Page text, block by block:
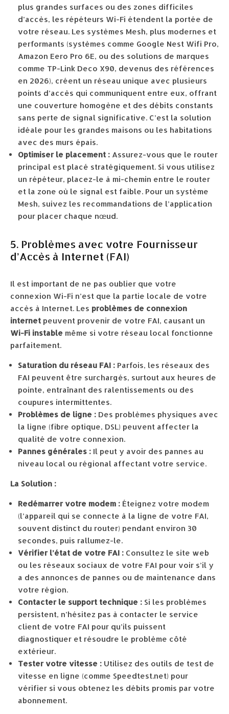
plus grandes surfaces ou des zones difficiles
d’accès, les répéteurs Wi-Fi étendent la portée de
votre réseau. Les systèmes Mesh, plus modernes et
performants (systèmes comme Google Nest Wifi Pro,
Amazon Eero Pro 6E, ou des solutions de marques
comme TP-Link Deco X90, devenus des références
en 2026), créent un réseau unique avec plusieurs
points d’accès qui communiquent entre eux, offrant
une couverture homogène et des débits constants
sans perte de signal significative. C’est la solution
idéale pour les grandes maisons ou les habitations
avec des murs épais.
Optimiser le placement : Assurez-vous que le router
principal est placé stratégiquement. Si vous utilisez
un répéteur, placez-le à mi-chemin entre le router
et la zone où le signal est faible. Pour un système
Mesh, suivez les recommandations de l’application
pour placer chaque nœud.
5. Problèmes avec votre Fournisseur
d’Accès à Internet (FAI)
Il est important de ne pas oublier que votre
connexion Wi-Fi n’est que la partie locale de votre
accès à Internet. Les problèmes de connexion
internet peuvent provenir de votre FAI, causant un
Wi-Fi instable même si votre réseau local fonctionne
parfaitement.
Saturation du réseau FAI : Parfois, les réseaux des
FAI peuvent être surchargés, surtout aux heures de
pointe, entraînant des ralentissements ou des
coupures intermittentes.
Problèmes de ligne : Des problèmes physiques avec
la ligne (fibre optique, DSL) peuvent affecter la
qualité de votre connexion.
Pannes générales : Il peut y avoir des pannes au
niveau local ou régional affectant votre service.
La Solution :
Redémarrer votre modem : Éteignez votre modem
(l’appareil qui se connecte à la ligne de votre FAI,
souvent distinct du router) pendant environ 30
secondes, puis rallumez-le.
Vérifier l’état de votre FAI : Consultez le site web
ou les réseaux sociaux de votre FAI pour voir s’il y
a des annonces de pannes ou de maintenance dans
votre région.
Contacter le support technique : Si les problèmes
persistent, n’hésitez pas à contacter le service
client de votre FAI pour qu’ils puissent
diagnostiquer et résoudre le problème côté
extérieur.
Tester votre vitesse : Utilisez des outils de test de
vitesse en ligne (comme Speedtest.net) pour
vérifier si vous obtenez les débits promis par votre
abonnement.